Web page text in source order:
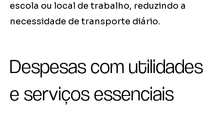
escola ou local de trabalho, reduzindo a
necessidade de transporte diário.
Despesas com utilidades
e serviços essenciais